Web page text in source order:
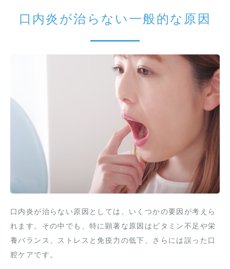
口内炎が治らない一般的な原因
口内炎が治らない原因としては、いくつかの要因が考えら
れます。その中でも、特に顕著な原因はビタミン不足や栄
養バランス、ストレスと免疫力の低下、さらには誤った口
腔ケアです。